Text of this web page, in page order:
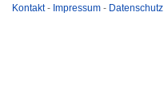
Kontakt- Impressum - Datenschutz